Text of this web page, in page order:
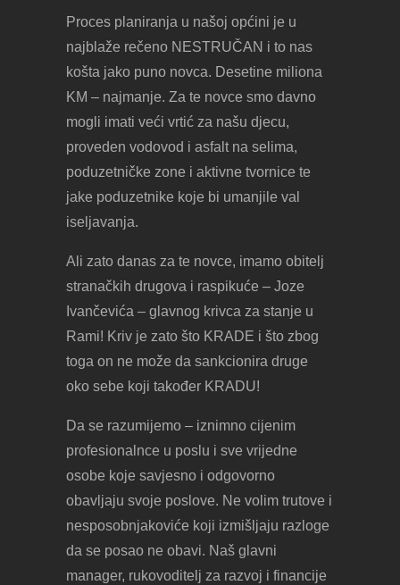
Proces planiranja u našoj općini je u
najblaže rečeno NESTRUČAN i to nas
košta jako puno novca. Desetine miliona
KM – najmanje. Za te novce smo davno
mogli imati veći vrtić za našu djecu,
proveden vodovod i asfalt na selima,
poduzetničke zone i aktivne tvornice te
jake poduzetnike koje bi umanjile val
iseljavanja.
Ali zato danas za te novce, imamo obitelj
stranačkih drugova i raspikuće – Joze
Ivančevića – glavnog krivca za stanje u
Rami! Kriv je zato što KRADE i što zbog
toga on ne može da sankcionira druge
oko sebe koji također KRADU!
Da se razumijemo – iznimno cijenim
profesionalnce u poslu i sve vrijedne
osobe koje savjesno i odgovorno
obavljaju svoje poslove. Ne volim trutove i
nesposobnjakoviće koji izmišljaju razloge
da se posao ne obavi. Naš glavni
manager, rukovoditelj za razvoj i financije